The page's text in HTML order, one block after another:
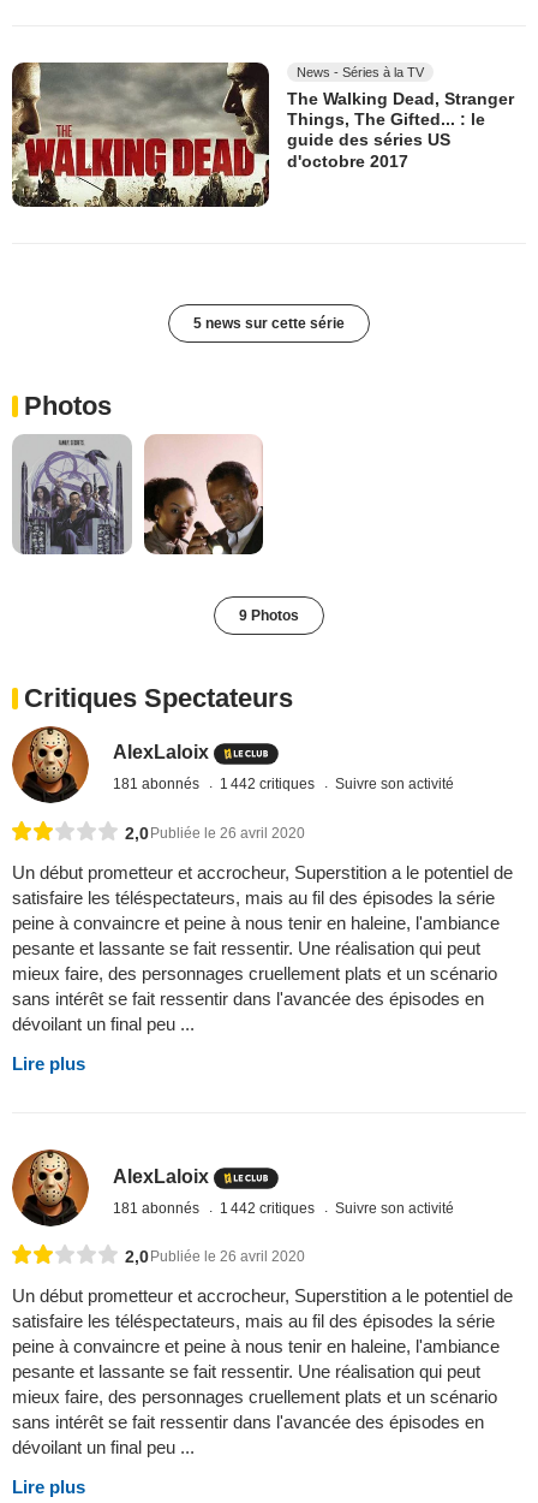
News - Séries à la TV
The Walking Dead, Stranger
Things, The Gifted... : le
guide des séries US
d'octobre 2017
5 news sur cette série
Photos
9 Photos
Critiques Spectateurs
AlexLaloix
181 abonnés 1 442 critiques Suivre son activité
2,0 Publiée le 26 avril 2020
Un début prometteur et accrocheur, Superstition a le potentiel de
satisfaire les téléspectateurs, mais au fil des épisodes la série
peine à convaincre et peine à nous tenir en haleine, l'ambiance
pesante et lassante se fait ressentir. Une réalisation qui peut
mieux faire, des personnages cruellement plats et un scénario
sans intérêt se fait ressentir dans l'avancée des épisodes en
dévoilant un final peu ...
Lire plus
AlexLaloix
181 abonnés 1 442 critiques Suivre son activité
2,0 Publiée le 26 avril 2020
Un début prometteur et accrocheur, Superstition a le potentiel de
satisfaire les téléspectateurs, mais au fil des épisodes la série
peine à convaincre et peine à nous tenir en haleine, l'ambiance
pesante et lassante se fait ressentir. Une réalisation qui peut
mieux faire, des personnages cruellement plats et un scénario
sans intérêt se fait ressentir dans l'avancée des épisodes en
dévoilant un final peu ...
Lire plus